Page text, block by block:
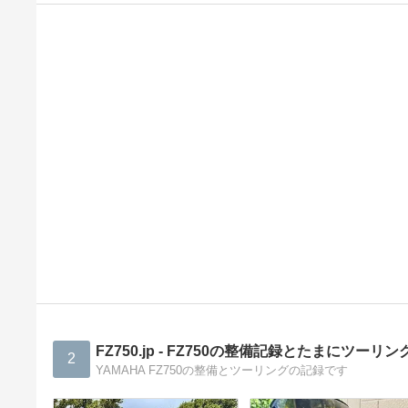
2 FZ750.jp - FZ750の整備記録とたまにツーリン
YAMAHA FZ750の整備とツーリングの記録です